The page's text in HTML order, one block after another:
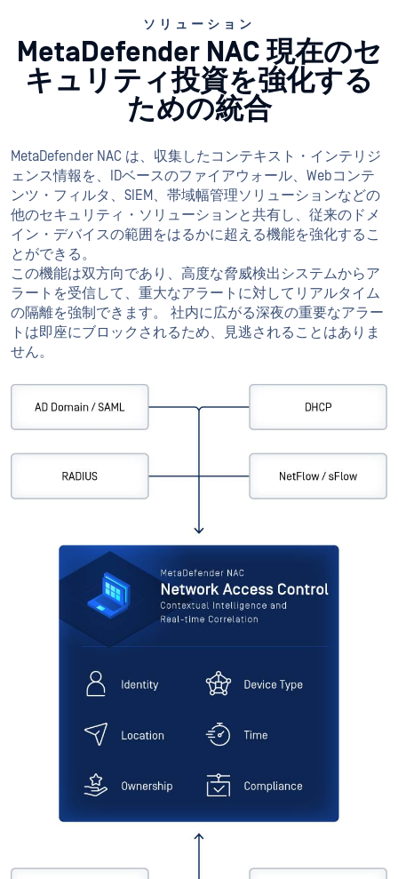
ソリューション
MetaDefender NAC 現在のセ
キュリティ投資を強化する
ための統合
MetaDefender NAC は、収集したコンテキスト・インテリジ
ェンス情報を、IDベースのファイアウォール、Webコンテ
ンツ・フィルタ、SIEM、帯域幅管理ソリューションなどの
他のセキュリティ・ソリューションと共有し、従来のドメ
イン・デバイスの範囲をはるかに超える機能を強化するこ
とができる。
この機能は双方向であり、高度な脅威検出システムからア
ラートを受信して、重大なアラートに対してリアルタイム
の隔離を強制できます。 社内に広がる深夜の重要なアラー
トは即座にブロックされるため、見逃されることはありま
せん。